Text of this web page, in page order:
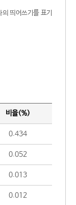
띄어쓰기를 표기
비율(%)
0.434
0.052
0.013
0.012